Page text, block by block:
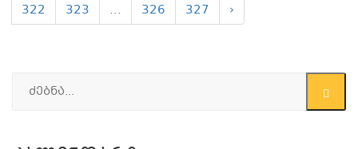
322
323 ... 326 327 ›